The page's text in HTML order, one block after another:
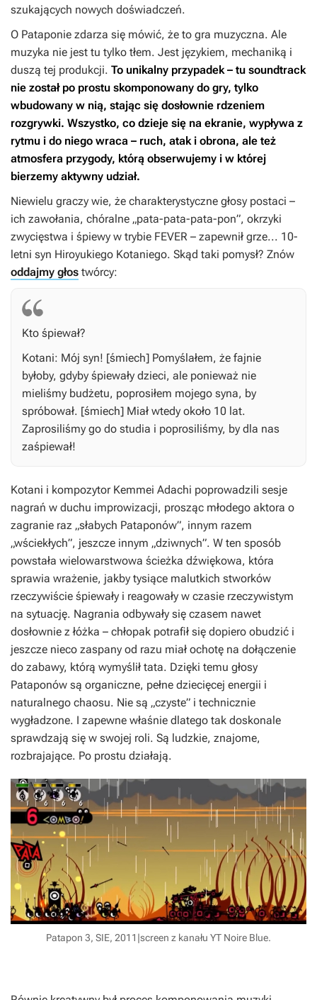
szukających nowych doświadczeń.
O Pataponie zdarza się mówić, że to gra muzyczna. Ale
muzyka nie jest tu tylko tłem. Jest językiem, mechaniką i
duszą tej produkcji. To unikalny przypadek – tu soundtrack
nie został po prostu skomponowany do gry, tylko
wbudowany w nią, stając się dosłownie rdzeniem
rozgrywki. Wszystko, co dzieje się na ekranie, wypływa z
rytmu i do niego wraca – ruch, atak i obrona, ale też
atmosfera przygody, którą obserwujemy i w której
bierzemy aktywny udział.
Niewielu graczy wie, że charakterystyczne głosy postaci –
ich zawołania, chóralne „pata-pata-pata-pon”, okrzyki
zwycięstwa i śpiewy w trybie FEVER – zapewnił grze... 10-
letni syn Hiroyukiego Kotaniego. Skąd taki pomysł? Znów
oddajmy głos twórcy:
Kto śpiewał?
Kotani: Mój syn! [śmiech] Pomyślałem, że fajnie
byłoby, gdyby śpiewały dzieci, ale ponieważ nie
mieliśmy budżetu, poprosiłem mojego syna, by
spróbował. [śmiech] Miał wtedy około 10 lat.
Zaprosiliśmy go do studia i poprosiliśmy, by dla nas
zaśpiewał!
Kotani i kompozytor Kemmei Adachi poprowadzili sesje
nagrań w duchu improwizacji, prosząc młodego aktora o
zagranie raz „słabych Pataponów”, innym razem
„wściekłych”, jeszcze innym „dziwnych”. W ten sposób
powstała wielowarstwowa ścieżka dźwiękowa, która
sprawia wrażenie, jakby tysiące malutkich stworków
rzeczywiście śpiewały i reagowały w czasie rzeczywistym
na sytuację. Nagrania odbywały się czasem nawet
dosłownie z łóżka – chłopak potrafił się dopiero obudzić i
jeszcze nieco zaspany od razu miał ochotę na dołączenie
do zabawy, którą wymyślił tata. Dzięki temu głosy
Pataponów są organiczne, pełne dziecięcej energii i
naturalnego chaosu. Nie są „czyste” i technicznie
wygładzone. I zapewne właśnie dlatego tak doskonale
sprawdzają się w swojej roli. Są ludzkie, znajome,
rozbrajające. Po prostu działają.
Patapon 3, SIE, 2011|screen z kanału YT Noire Blue.